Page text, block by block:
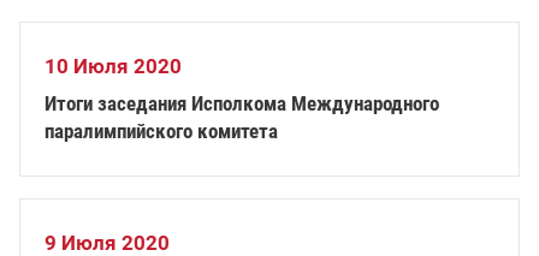
10 Июля 2020
Итоги заседания Исполкома Международного
паралимпийского комитета
9 Июля 2020